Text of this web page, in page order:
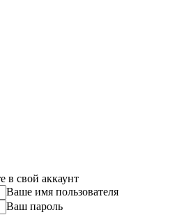
в свой аккаунт
Ваше имя пользователя
Ваш пароль